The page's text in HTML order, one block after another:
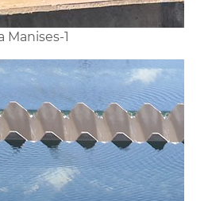
Manises-1